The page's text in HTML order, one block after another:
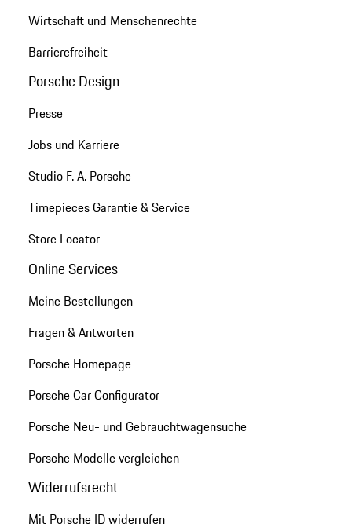
Wirtschaft und Menschenrechte
Barrierefreiheit
Porsche Design
Presse
Jobs und Karriere
Studio F. A. Porsche
Timepieces Garantie & Service
Store Locator
Online Services
Meine Bestellungen
Fragen & Antworten
Porsche Homepage
Porsche Car Configurator
Porsche Neu- und Gebrauchtwagensuche
Porsche Modelle vergleichen
Widerrufsrecht
Mit Porsche ID widerrufen